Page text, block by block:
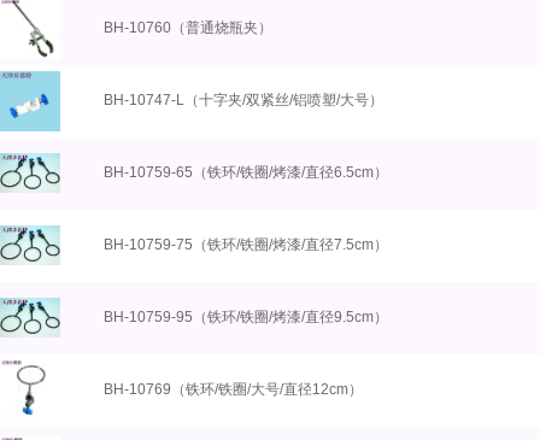
BH-10760（普通烧瓶夹）
BH-10747-L（十字夹/双紧丝/铝喷塑/大号）
BH-10759-65（铁环/铁圈/烤漆/直径6.5cm）
BH-10759-75（铁环/铁圈/烤漆/直径7.5cm）
BH-10759-95（铁环/铁圈/烤漆/直径9.5cm）
BH-10769（铁环/铁圈/大号/直径12cm）